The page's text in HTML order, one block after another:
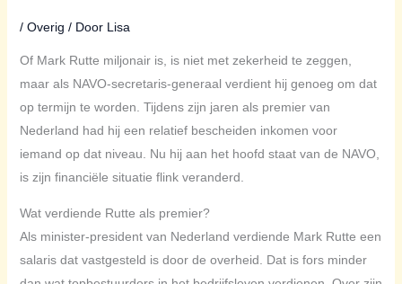
/ Overig / Door Lisa
Of Mark Rutte miljonair is, is niet met zekerheid te zeggen,
maar als NAVO-secretaris-generaal verdient hij genoeg om dat
op termijn te worden. Tijdens zijn jaren als premier van
Nederland had hij een relatief bescheiden inkomen voor
iemand op dat niveau. Nu hij aan het hoofd staat van de NAVO,
is zijn financiële situatie flink veranderd.
Wat verdiende Rutte als premier?
Als minister-president van Nederland verdiende Mark Rutte een
salaris dat vastgesteld is door de overheid. Dat is fors minder